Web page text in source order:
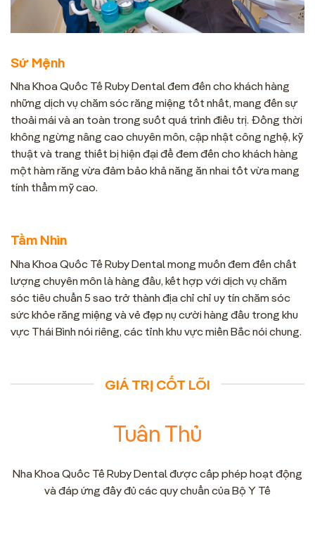
Sứ Mệnh
Nha Khoa Quốc Tế Ruby Dental đem đến cho khách hàng
những dịch vụ chăm sóc răng miệng tốt nhất, mang đến sự
thoải mái và an toàn trong suốt quá trình điều trị. Đồng thời
không ngừng nâng cao chuyên môn, cập nhật công nghệ, kỹ
thuật và trang thiết bị hiện đại để đem đến cho khách hàng
một hàm răng vừa đảm bảo khả năng ăn nhai tốt vừa mang
tính thẩm mỹ cao.
Tầm Nhìn
Nha Khoa Quốc Tế Ruby Dental mong muốn đem đến chất
lượng chuyên môn là hàng đầu, kết hợp với dịch vụ chăm
sóc tiêu chuẩn 5 sao trở thành địa chỉ chỉ uy tín chăm sóc
sức khỏe răng miệng và vẻ đẹp nụ cười hàng đầu trong khu
vực Thái Bình nói riêng, các tỉnh khu vực miền Bắc nói chung.
GIÁ TRỊ CỐT LÕI
Tuân Thủ
Nha Khoa Quốc Tế Ruby Dental được cấp phép hoạt động
và đáp ứng đầy đủ các quy chuẩn của Bộ Y Tế